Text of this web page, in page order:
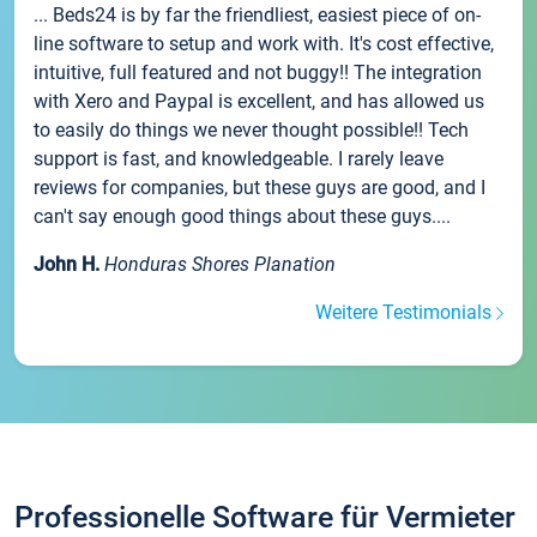
... Beds24 is by far the friendliest, easiest piece of on-
line software to setup and work with. It's cost effective,
intuitive, full featured and not buggy!! The integration
with Xero and Paypal is excellent, and has allowed us
to easily do things we never thought possible!! Tech
support is fast, and knowledgeable. I rarely leave
reviews for companies, but these guys are good, and I
can't say enough good things about these guys....
John H. Honduras Shores Planation
Weitere Testimonials
Professionelle Software für Vermieter